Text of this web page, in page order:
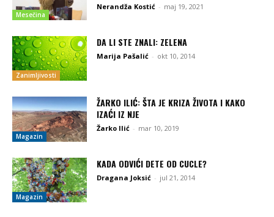
Mesečina
Nerandža Kostić - maj 19, 2021
Zanimljivosti
DA LI STE ZNALI: ZELENA
Marija Pašalić - okt 10, 2014
Magazin
ŽARKO ILIĆ: ŠTA JE KRIZA ŽIVOTA I KAKO
IZAĆI IZ NJE
Žarko Ilić - mar 10, 2019
Magazin
KADA ODVIĆI DETE OD CUCLE?
Dragana Joksić - jul 21, 2014